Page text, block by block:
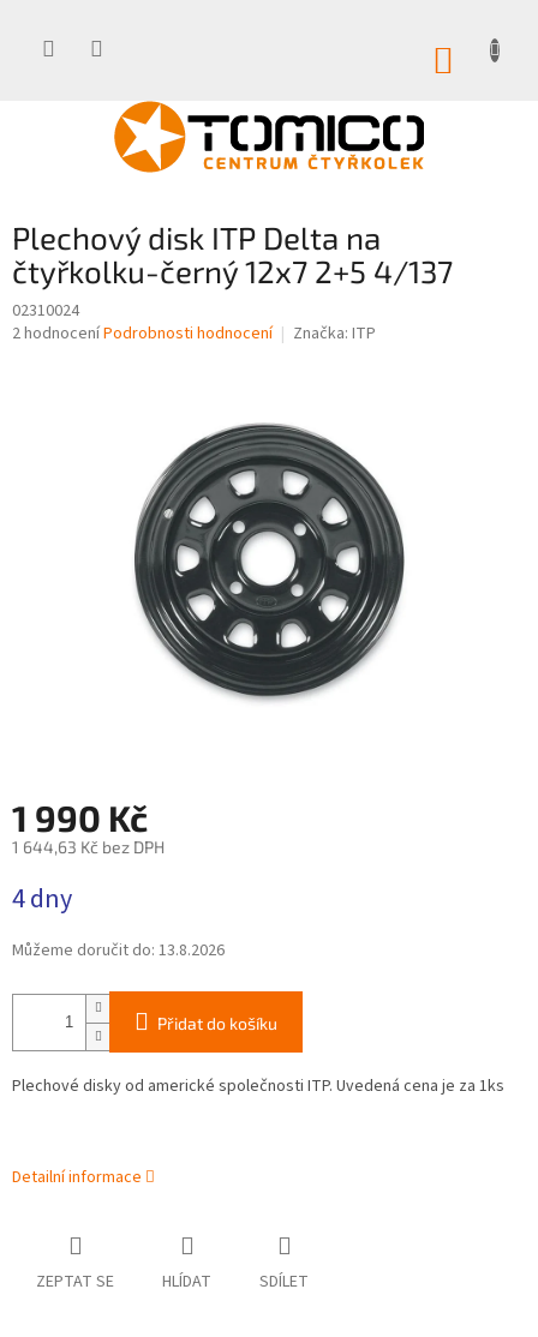
Plechový disk ITP Delta na
čtyřkolku-černý 12x7 2+5 4/137
02310024
Průměrné
2 hodnoceníPodrobnosti hodnocení Značka: ITP
1 990 Kč
1 644,63 Kč bez DPH
cena:
4 dny
Můžeme doručit do: 13.8.2026
Přidat do košíku
Plechové disky od americké společnosti ITP. Uvedená cena je za 1ks
Detailní informace
ZEPTAT SE HLÍDAT SDÍLET